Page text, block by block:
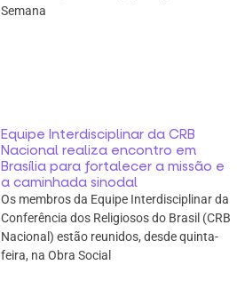
Semana
Equipe Interdisciplinar da CRB
Nacional realiza encontro em
Brasília para fortalecer a missão e
a caminhada sinodal
Os membros da Equipe Interdisciplinar da
Conferência dos Religiosos do Brasil (CRB
Nacional) estão reunidos, desde quinta-
feira, na Obra Social